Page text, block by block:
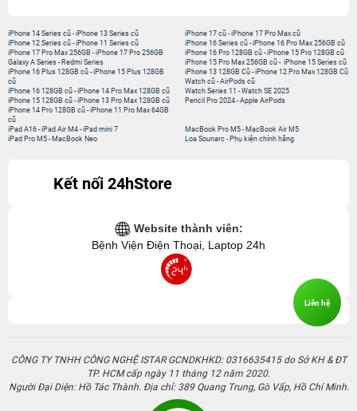
iPhone 14 Series cũ -iPhone 13 Series cũ
iPhone 12 Series cũ -iPhone 11 Series cũ
iPhone 17 Pro Max 256GB -iPhone 17 Pro 256GB
Galaxy A Series - Redmi Series
iPhone 17 cũ-iPhone 17 Pro Max cũ
iPhone 16 Series cũ- iPhone 16 Pro Max 256GB cũ
iPhone 16 Pro 128GB cũ-iPhone 15 Pro 128GB cũ
iPhone 15 Pro Max 256GB cũ- iPhone 15 Series cũ
iPhone 16 Plus 128GB cũ -iPhone 15 Plus 128GB
cũ
iPhone 16 128GB cũ -iPhone 14 Pro Max 128GB cũ
iPhone 15 128GB cũ -iPhone 13 Pro Max 128GB cũ
iPhone 14 Pro 128GB cũ -iPhone 11 Pro Max 64GB
cũ
iPhone 13 128GB Cũ-iPhone 12 Pro Max 128GB Cũ
Watch cũ-AirPods cũ
Watch Series 11 -Watch SE 2025
Pencil Pro 2024-Apple AirPods
iPad A16 -iPad Air M4 -iPad mini 7
iPad Pro M5 - MacBook Neo
MacBook Pro M5- MacBook Air M5
Loa Sounarc- Phụ kiện chính hãng
Kết nối 24hStore
Website thành viên:
Bệnh Viện Điện Thoại, Laptop 24h
CÔNG TY TNHH CÔNG NGHỆ ISTAR GCNDKHKD: 0316635415 do Sở KH & ĐT
TP. HCM cấp ngày 11 tháng 12 năm 2020.
Người Đại Diện: Hồ Tác Thành. Địa chỉ: 389 Quang Trung, Gò Vấp, Hồ Chí Minh.
Liên hệ